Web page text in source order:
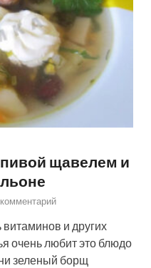
щавелем и
и других
очень любит это блюдо
зеленый борщ